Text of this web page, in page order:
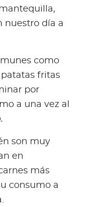
nuestro día a
como
patatas fritas
por
a una vez al
son muy
en
más
consumo a